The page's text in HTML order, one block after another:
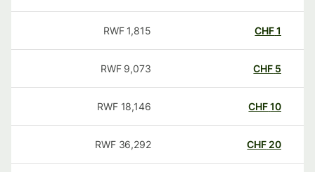
CHF
1,815
RWF
CHF
9,073
RWF
CHF
18,146
RWF
20
CHF
36,292
RWF